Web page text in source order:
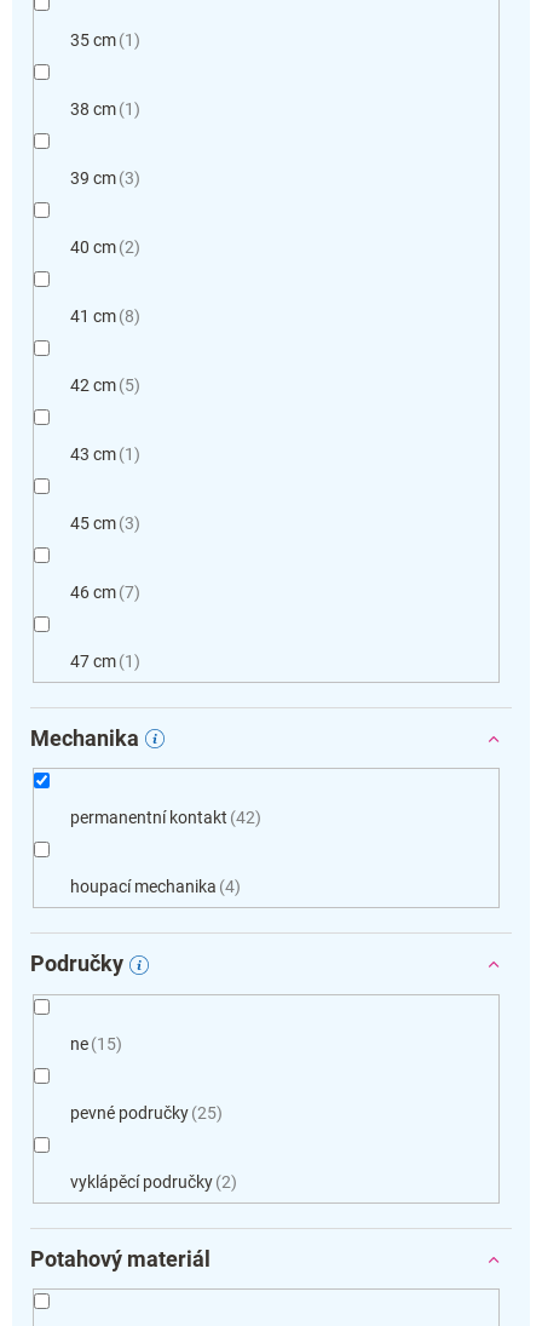
35 cm 1
38 cm 1
39 cm 3
40 cm 2
41 cm 8
42 cm 5
43 cm 1
45 cm 3
46 cm 7
47 cm 1
Mechanika
permanentní kontakt 42
houpací mechanika 4
Područky
ne 15
pevné područky 25
vyklápěcí područky 2
Potahový materiál